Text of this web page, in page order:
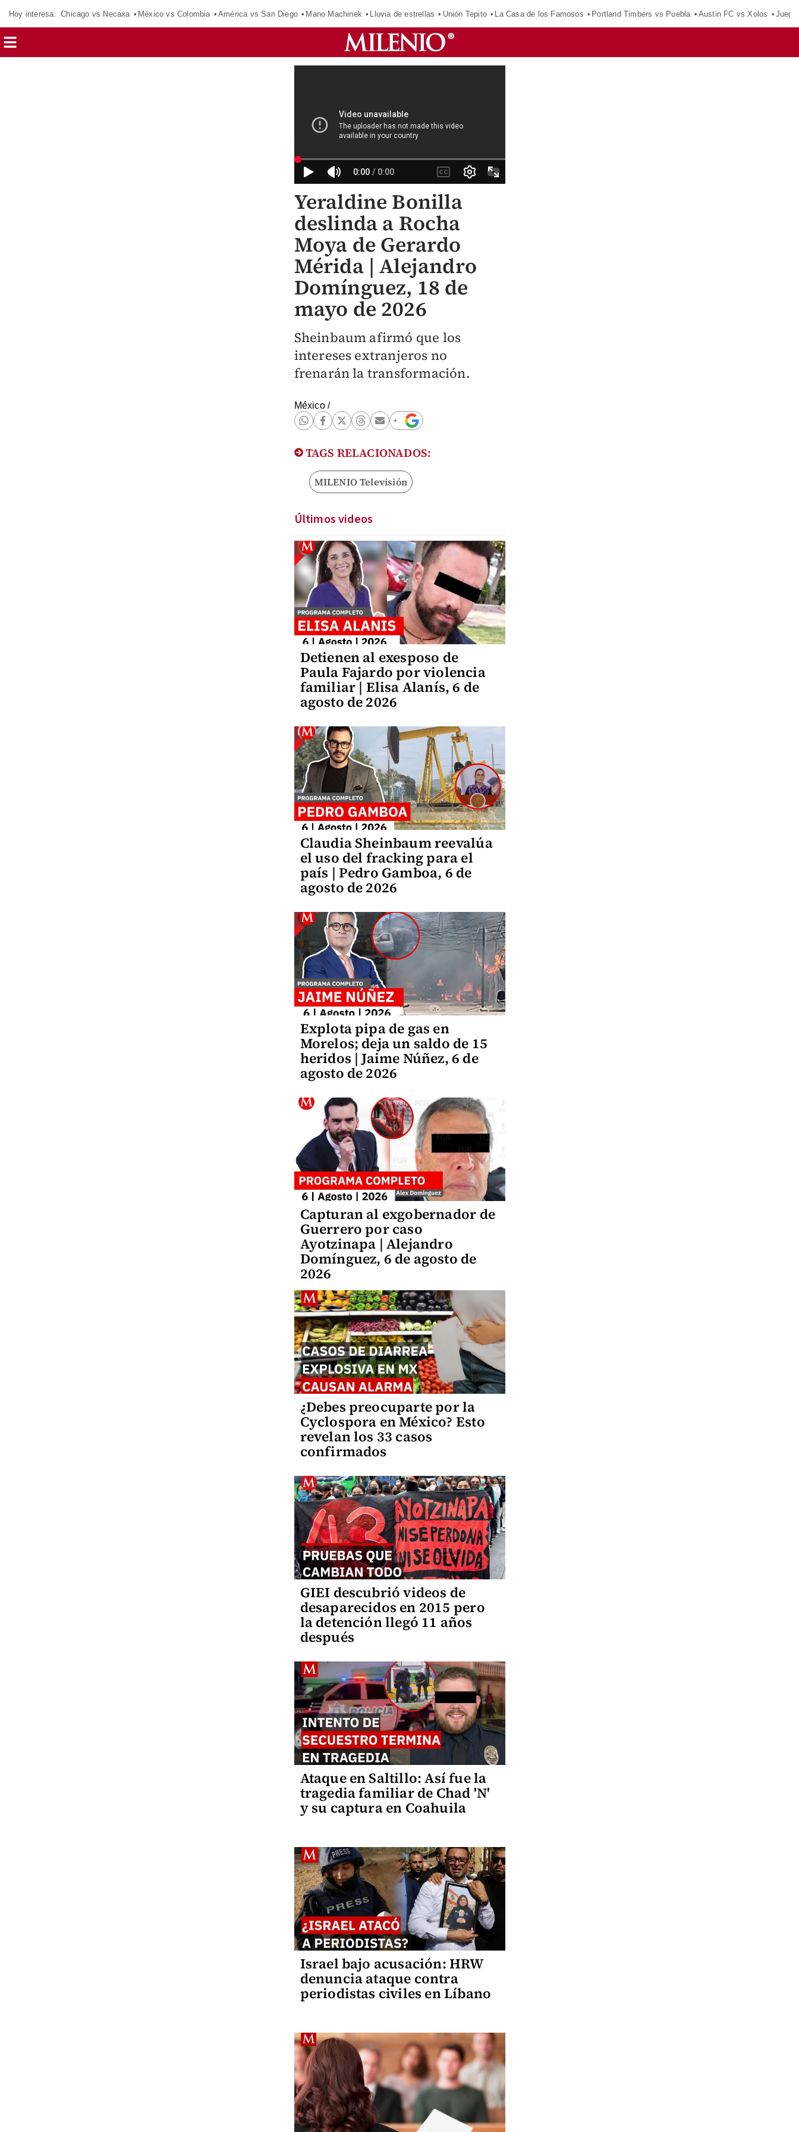
Hoy interesa: Chicago vs Necaxa México vs Colombia América vs San Diego Mano Machinek Lluvia de estrellas Unión Tepito La Casa de los Famosos Portland Timbers vs Puebla Austin FC vs Xolos
Yeraldine Bonilla
deslinda a Rocha
Moya de Gerardo
Mérida | Alejandro
Domínguez, 18 de
mayo de 2026
Sheinbaum afirmó que los
intereses extranjeros no
frenarán la transformación.
México/
TAGS RELACIONADOS:
MILENIO Televisión
Últimos videos
Detienen al exesposo de
Paula Fajardo por violencia
familiar | Elisa Alanís, 6 de
agosto de 2026
Claudia Sheinbaum reevalúa
el uso del fracking para el
país | Pedro Gamboa, 6 de
agosto de 2026
Explota pipa de gas en
Morelos; deja un saldo de 15
heridos | Jaime Núñez, 6 de
agosto de 2026
Capturan al exgobernador de
Guerrero por caso
Ayotzinapa | Alejandro
Domínguez, 6 de agosto de
2026
¿Debes preocuparte por la
Cyclospora en México? Esto
revelan los 33 casos
confirmados
GIEI descubrió videos de
desaparecidos en 2015 pero
la detención llegó 11 años
después
Ataque en Saltillo: Así fue la
tragedia familiar de Chad 'N'
y su captura en Coahuila
Israel bajo acusación: HRW
denuncia ataque contra
periodistas civiles en Líbano